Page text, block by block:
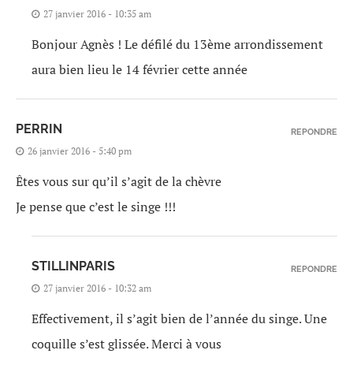
27 janvier 2016 - 10:35 am
Bonjour Agnès ! Le défilé du 13ème arrondissement
aura bien lieu le 14 février cette année
PERRIN
26 janvier 2016 - 5:40 pm
Êtes vous sur qu’il s’agit de la chèvre
Je pense que c’est le singe !!!
REPONDRE
STILLINPARIS
27 janvier 2016 - 10:32 am
Effectivement, il s’agit bien de l’année du singe. Une
coquille s’est glissée. Merci à vous
REPONDRE